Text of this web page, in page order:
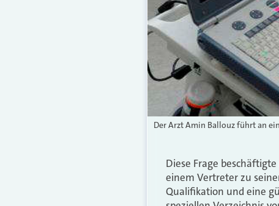
Der Arzt Amin Ballouz führt an
Diese Frage
einem Vertreter zu
Qualifikation und eine